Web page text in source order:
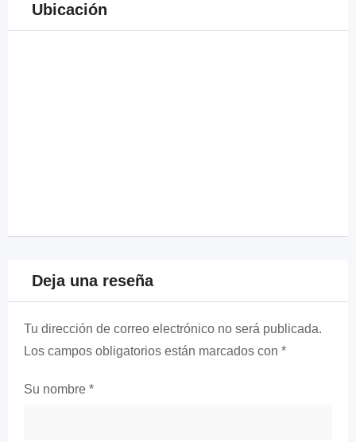
Ubicación
Deja una reseña
Tu dirección de correo electrónico no será publicada.
Los campos obligatorios están marcados con *
Su nombre *